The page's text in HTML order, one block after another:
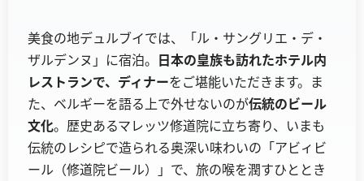
美食の地デュルブイでは、「ル・サングリエ・デ・
ザルデンヌ」に宿泊。 日本の皇族も訪れたホテル内
レストランで、ディナーをご堪能いただきます。ま
た、ベルギーを語る上で外せないのが伝統のビール
文化。歴史あるマレッツ修道院に立ち寄り、いまも
伝統のレシピで造られる奥深い味わいの「アビィビ
ール（修道院ビール）」で、旅の喉を潤すひととき